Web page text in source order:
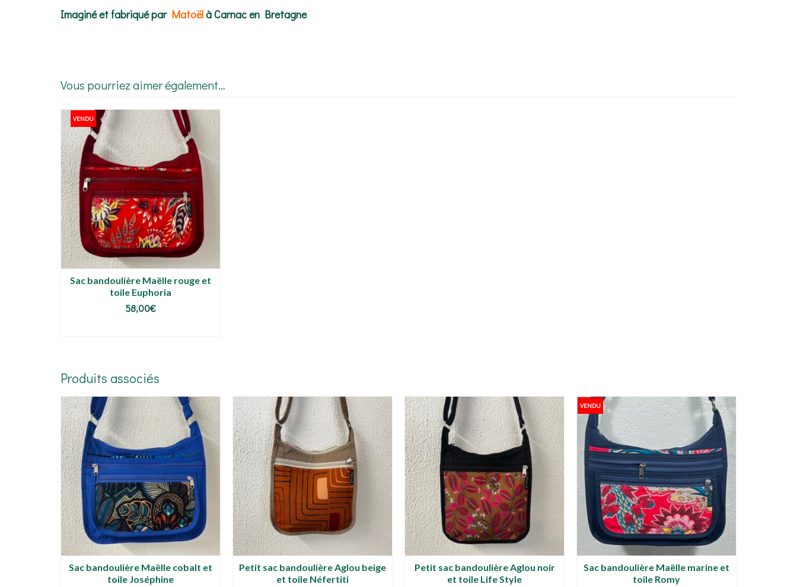
Imaginé et fabriqué par Matoëlà Carnac en Bretagne
Vous pourriez aimer également…
VENDU
Sac bandoulière Maëlle rouge et
toile Euphoria
58,00€
Produits associés
Sac bandoulière Maëlle cobalt et
toile Joséphine
Petit sac bandoulière Aglou beige
et toile Néfertiti
Petit sac bandoulière Aglou noir
et toile Life Style
VENDU
Sac bandoulière Maëlle marine et
toile Romy